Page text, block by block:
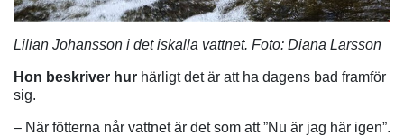
Lilian Johansson i det iskalla vattnet. Foto: Diana Larsson
Hon beskriver hur härligt det är att ha dagens bad framför
sig.
– När fötterna når vattnet är det som att ”Nu är jag här igen”.